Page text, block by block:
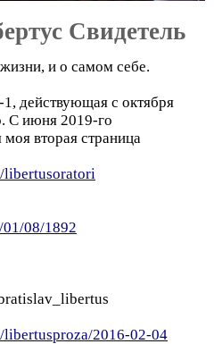
Свидетель
и о самом себе.
действующая с октября
С июня 2019-го
вторая страница
08/1892
2016-02-04